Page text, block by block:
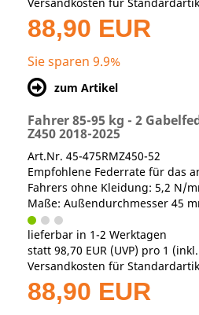
88,90 EUR
Sie sparen 9.9%
zum Artikel
Fahrer 85-95 kg - 2
Z450 2018-2025
Art.Nr. 45-475RMZ450-52
Empfohlene Federrate für das
Fahrers ohne Kleidung: 5,2 N/
Maße: Außendurchmesser 45
lieferbar in 1-2 Werktagen
statt 98,70 EUR (UVP) pro 1
Versandkosten für
88,90 EUR